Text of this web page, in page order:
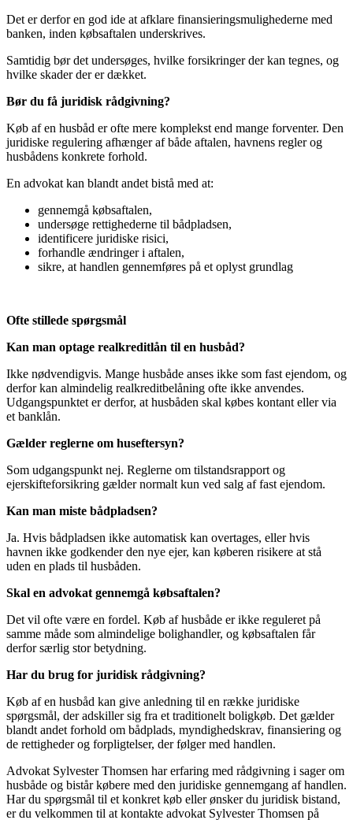
Det er derfor en god ide at afklare finansieringsmulighederne med
banken, inden købsaftalen underskrives.
Samtidig bør det undersøges, hvilke forsikringer der kan tegnes, og
hvilke skader der er dækket.
Bør du få juridisk rådgivning?
Køb af en husbåd er ofte mere komplekst end mange forventer. Den
juridiske regulering afhænger af både aftalen, havnens regler og
husbådens konkrete forhold.
En advokat kan blandt andet bistå med at:
gennemgå købsaftalen,
undersøge rettighederne til bådpladsen,
identificere juridiske risici,
forhandle ændringer i aftalen,
sikre, at handlen gennemføres på et oplyst grundlag
Ofte stillede spørgsmål
Kan man optage realkreditlån til en husbåd?
Ikke nødvendigvis. Mange husbåde anses ikke som fast ejendom, og
derfor kan almindelig realkreditbelåning ofte ikke anvendes.
Udgangspunktet er derfor, at husbåden skal købes kontant eller via
et banklån.
Gælder reglerne om huseftersyn?
Som udgangspunkt nej. Reglerne om tilstandsrapport og
ejerskifteforsikring gælder normalt kun ved salg af fast ejendom.
Kan man miste bådpladsen?
Ja. Hvis bådpladsen ikke automatisk kan overtages, eller hvis
havnen ikke godkender den nye ejer, kan køberen risikere at stå
uden en plads til husbåden.
Skal en advokat gennemgå købsaftalen?
Det vil ofte være en fordel. Køb af husbåde er ikke reguleret på
samme måde som almindelige bolighandler, og købsaftalen får
derfor særlig stor betydning.
Har du brug for juridisk rådgivning?
Køb af en husbåd kan give anledning til en række juridiske
spørgsmål, der adskiller sig fra et traditionelt boligkøb. Det gælder
blandt andet forhold om bådplads, myndighedskrav, finansiering og
de rettigheder og forpligtelser, der følger med handlen.
Advokat Sylvester Thomsen har erfaring med rådgivning i sager om
husbåde og bistår købere med den juridiske gennemgang af handlen.
Har du spørgsmål til et konkret køb eller ønsker du juridisk bistand,
er du velkommen til at kontakte advokat Sylvester Thomsen på